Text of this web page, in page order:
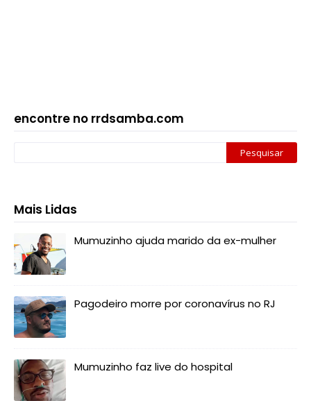
encontre no rrdsamba.com
Mais Lidas
Mumuzinho ajuda marido da ex-mulher
Pagodeiro morre por coronavírus no RJ
Mumuzinho faz live do hospital